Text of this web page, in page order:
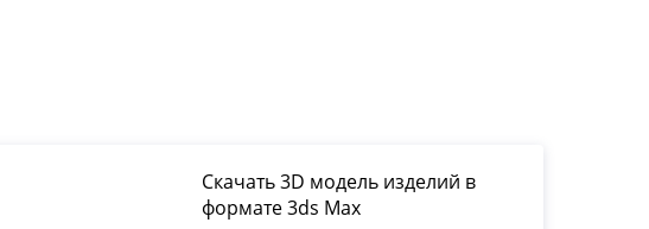
Скачать 3D модель изделий в
формате 3ds Max